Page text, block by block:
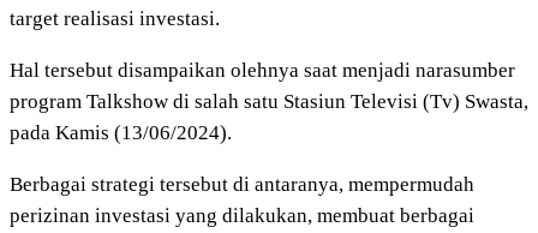
target realisasi investasi.
Hal tersebut disampaikan olehnya saat menjadi narasumber
program Talkshow di salah satu Stasiun Televisi (Tv) Swasta,
pada Kamis (13/06/2024).
Berbagai strategi tersebut di antaranya, mempermudah
perizinan investasi yang dilakukan, membuat berbagai